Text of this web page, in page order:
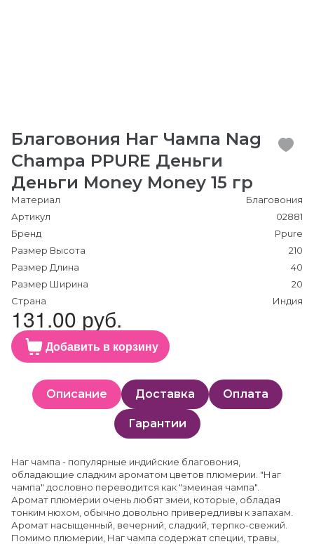
Благовония Наг Чампа Nag
Champa PPURE Деньги
Деньги Money Money 15 гр
Материал
Благовония
Артикул
02881
Бренд
Ppure
Размер Высота
210
Размер Длина
40
Размер Ширина
20
Страна
Индия
131.00 руб.
Добавить в корзину
Описание Доставка Оплата
Гарантии
Наг чампа - популярные индийские благовония,
обладающие сладким ароматом цветов плюмерии. "Наг
чампа" дословно переводится как "змеиная чампа".
Аромат плюмерии очень любят змеи, которые, обладая
тонким нюхом, обычно довольно привередливы к запахам.
Аромат насыщенный, вечерний, сладкий, терпко-свежий.
Помимо плюмерии, Наг чампа содержат специи, травы,